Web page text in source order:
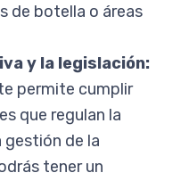
de botella o áreas
y la legislación:
permite cumplir
que regulan la
de la
tener un